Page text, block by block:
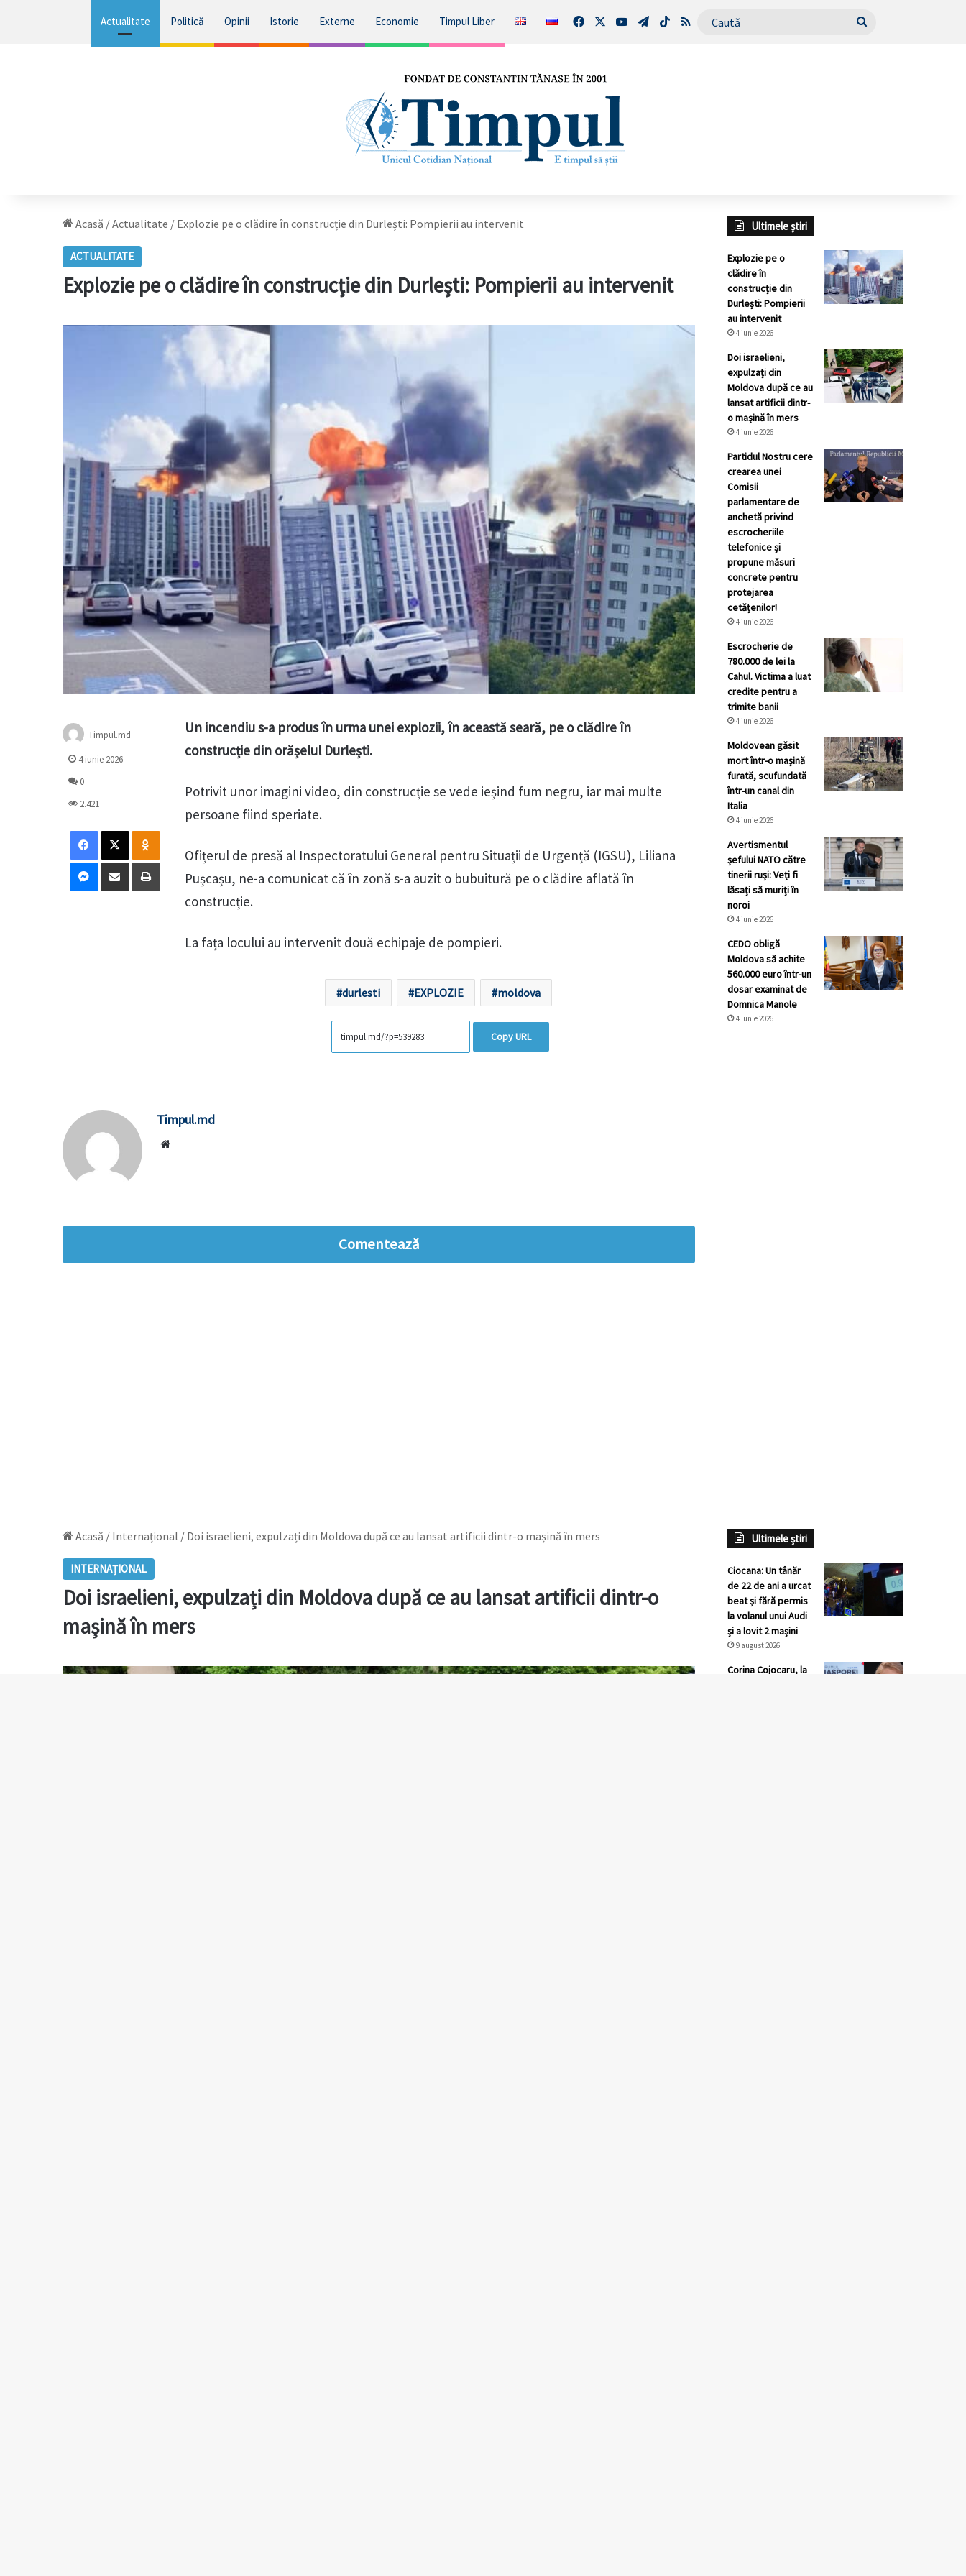
Actualitate Politică Opinii Istorie Externe Economie Timpul Liber FacebookYouTubeTelegram
TikTokRSS Caută
Acasă /Actualitate / Explozie pe o clădire în construcție din Durlești: Pompierii au intervenit
ACTUALITATE
Explozie pe o clădire în construcție din Durlești: Pompierii au intervenit
Un incendiu s-a produs în urma unei explozii, în această seară, pe o clădire în
construcție din orășelul Durlești.
Potrivit unor imagini video, din construcție se vede ieșind fum negru, iar mai multe
persoane fiind speriate.
Ofițerul de presă al Inspectoratului General pentru Situații de Urgență (IGSU), Liliana
Pușcașu, ne-a comunicat că în zonă s-a auzit o bubuitură pe o clădire aflată în
construcție.
La fața locului au intervenit două echipaje de pompieri.
durlesti EXPLOZIE moldova
Copy URL
Timpul.md
4 iunie 2026
0
2.421
Facebook
X Odnoklassniki
Messenger
Distribuie prin mail Tipărește
Timpul.md
Comentează
Ultimele știri
Explozie pe o
clădire în
construcție din
Durlești: Pompierii
au intervenit
4 iunie 2026
Doi israelieni,
expulzați din
Moldova după ce au
lansat artificii dintr-
o mașină în mers
4 iunie 2026
Partidul Nostru cere
crearea unei
Comisii
parlamentare de
anchetă privind
escrocheriile
telefonice și
propune măsuri
concrete pentru
protejarea
cetățenilor!
4 iunie 2026
Escrocherie de
780.000 de lei la
Cahul. Victima a luat
credite pentru a
trimite banii
4 iunie 2026
Moldovean găsit
mort într-o mașină
furată, scufundată
într-un canal din
Italia
4 iunie 2026
Avertismentul
șefului NATO către
tinerii ruși: Veți fi
lăsați să muriți în
noroi
4 iunie 2026
CEDO obligă
Moldova să achite
560.000 euro într-un
dosar examinat de
Domnica Manole
4 iunie 2026